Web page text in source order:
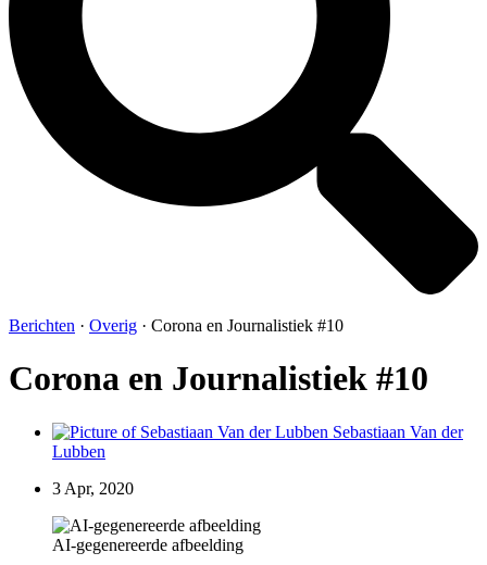
Berichten · Overig · Corona en Journalistiek #10
Corona en Journalistiek #10
Sebastiaan Van der
Lubben
3 Apr, 2020
AI-gegenereerde afbeelding